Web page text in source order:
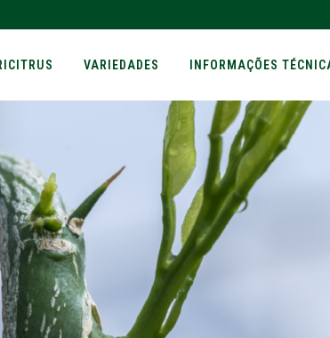
VARIEDADES INFORMAÇÕES